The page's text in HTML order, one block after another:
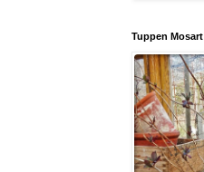
Tuppen Mosart